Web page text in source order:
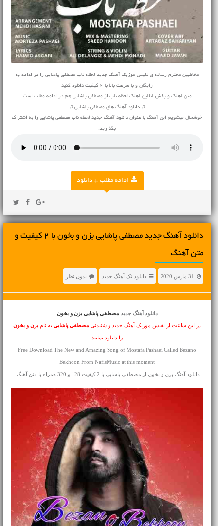
مخاطبین محترم رسانه ی نفیس موزیک آهنگ جدید لحظه ناب مصطفی پاشایی را در ادامه به
رایگان و با سرعت بالا با 2 کیفیت دانلود کنید
متن آهنگ و پخش آنلاین آهنگ لحظه ناب از مصطفی پاشایی هم در ادامه مطلب است
♫ دانلود آهنگ های مصطفی پاشایی ♫
خوشحال میشویم این آهنگ با عنوان دانلود آهنگ جدید لحظه ناب مصطفی پاشایی را به اشتراک
بگذارید.
ادامه مطلب + دانلود
دانلود آهنگ جديد مصطفی پاشایی بزن و بخون با 2 کیفیت و
متن آهنگ
31 مارس 2020 دانلود تک آهنگ جدید بدون نظر
دانلود آهنگ جدید مصطفی پاشایی بزن و بخون
در این ساعت از نفیس موزیک آهنگ جدید و شنیدنی مصطفی پاشاییبه نام بزن و بخون
را دانلود نمایید
Free Download The New and Amazing Song of Mostafa Pashaei Called Bezano
Bekhoon From NafisMusic at this moment
دانلود آهنگ بزن و بخون از مصطفی پاشایی با 2 کیفیت 128 و 320 همراه با متن آهنگ